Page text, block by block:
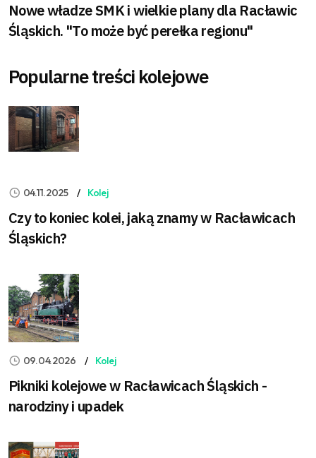
Nowe władze SMK i wielkie plany dla Racławic
Śląskich. "To może być perełka regionu"
Popularne treści kolejowe
04.11.2025 Kolej
Czy to koniec kolei, jaką znamy w Racławicach
Śląskich?
09.04.2026 Kolej
Pikniki kolejowe w Racławicach Śląskich -
narodziny i upadek